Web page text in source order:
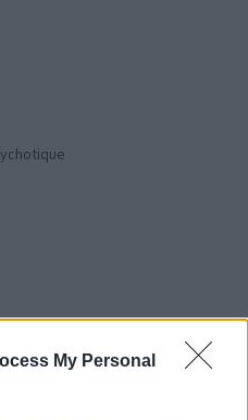
My Personal